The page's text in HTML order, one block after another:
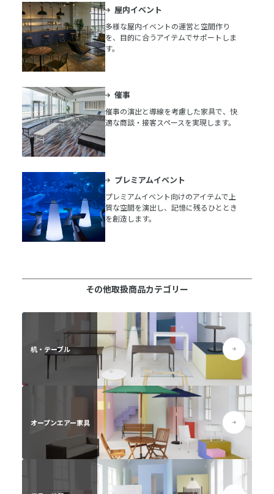
屋内イベント
多様な屋内イベントの運営と空間作り
を、目的に合うアイテムでサポートしま
す。
催事
催事の演出と導線を考慮した家具で、快
適な商談・接客スペースを実現します。
プレミアムイベント
プレミアムイベント向けのアイテムで上
質な空間を演出し、記憶に残るひととき
を創造します。
その他取扱商品カテゴリー